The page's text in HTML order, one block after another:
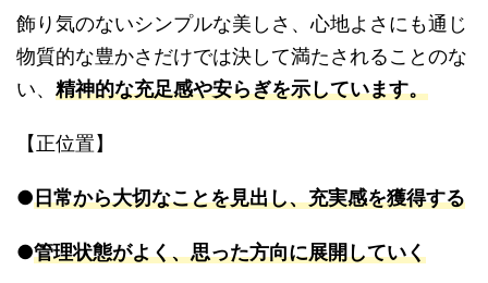
飾り気のないシンプルな美しさ、心地よさにも通じ
物質的な豊かさだけでは決して満たされることのな
い、 精神的な充足感や安らぎを示しています。
【正位置】
●日常から大切なことを見出し、充実感を獲得する
●管理状態がよく、思った方向に展開していく